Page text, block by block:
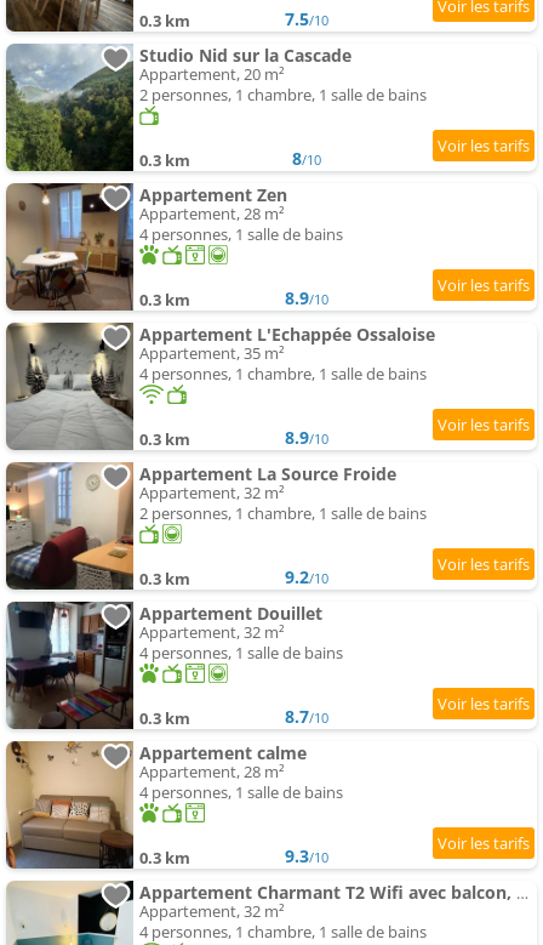
0.3 km 7.5/10
Studio Nid sur la Cascade
Appartement, 20 m²
2 personnes, 1 chambre, 1 salle de bains
0.3 km 8/10
Appartement Zen
Appartement, 28 m²
4 personnes, 1 salle de bains
0.3 km 8.9/10
Appartement L'Echappée Ossaloise
Appartement, 35 m²
4 personnes, 1 chambre, 1 salle de bains
0.3 km 8.9/10
Appartement La Source Froide
Appartement, 32 m²
2 personnes, 1 chambre, 1 salle de bains
0.3 km 9.2/10
Appartement Douillet
Appartement, 32 m²
4 personnes, 1 salle de bains
0.3 km 8.7/10
Appartement calme
Appartement, 28 m²
4 personnes, 1 salle de bains
0.3 km 9.3/10
Appartement Charmant T2 Wifi avec balcon, vue montagne
Appartement, 32 m²
4 personnes, 1 chambre, 1 salle de bains